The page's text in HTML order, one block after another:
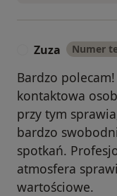
Zuza Numer
Bardzo
kontaktowa
przy tym
bardzo
spotkań.
atmosfera
wartościowe.